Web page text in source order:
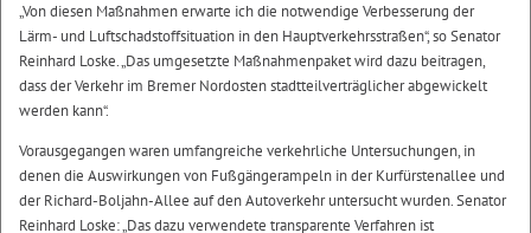
„Von diesen Maßnahmen erwarte ich die notwendige Verbesserung der
Lärm- und Luftschadstoffsituation in den Hauptverkehrsstraßen“, so Senator
Reinhard Loske. „Das umgesetzte Maßnahmenpaket wird dazu beitragen,
dass der Verkehr im Bremer Nordosten stadtteilverträglicher abgewickelt
werden kann“.
Vorausgegangen waren umfangreiche verkehrliche Untersuchungen, in
denen die Auswirkungen von Fußgängerampeln in der Kurfürstenallee und
der Richard-Boljahn-Allee auf den Autoverkehr untersucht wurden. Senator
Reinhard Loske: „Das dazu verwendete transparente Verfahren ist